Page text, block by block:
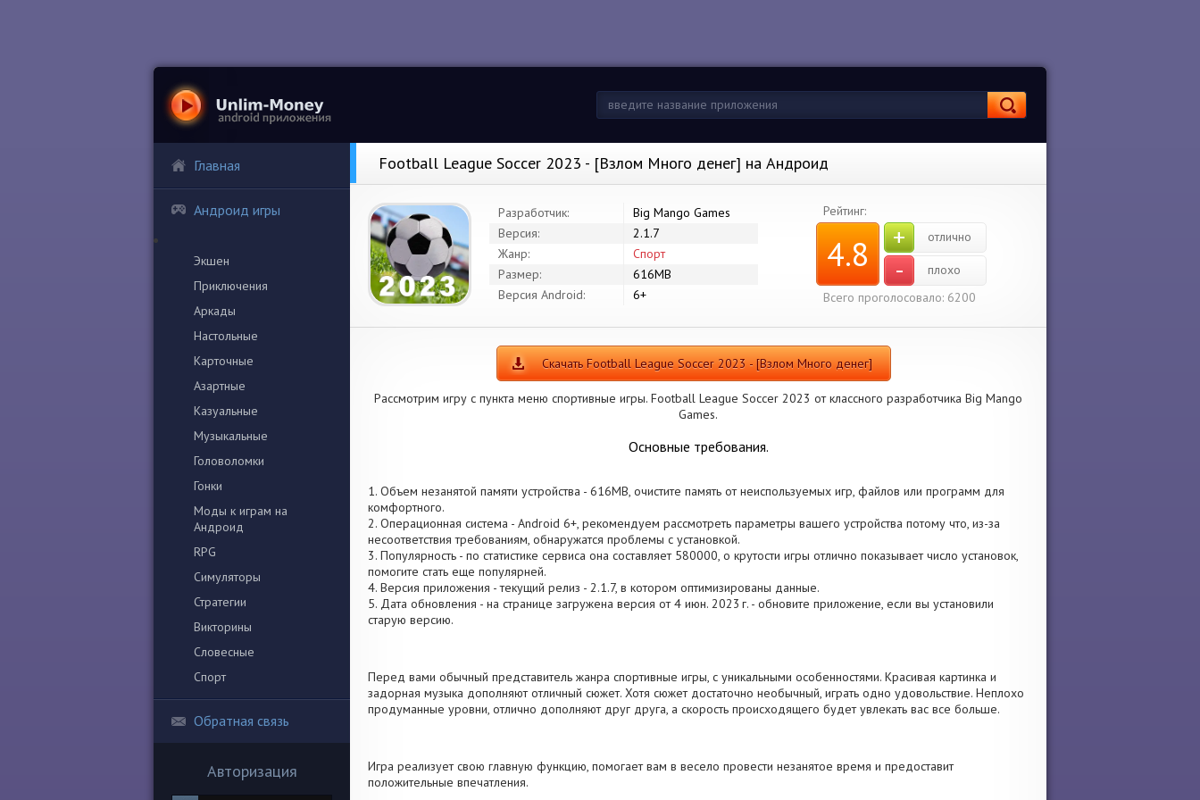
Главная
Андроид игры
Экшен
Приключения
Аркады
Настольные
Карточные
Азартные
Казуальные
Музыкальные
Головоломки
Гонки
Моды к играм на
Андроид
RPG
Симуляторы
Стратегии
Викторины
Словесные
Спорт
Обратная связь
Авторизация
Football League Soccer 2023 - [Взлом Много денег] на Андроид
Разработчик:
Big Mango Games
Версия:
2.1.7
Жанр:
Спорт
Размер:
616MB
Версия Android:
6+
Рейтинг:
4.8 + отлично
-
плохо
Всего проголосовало: 6200
Скачать Football League Soccer 2023 - [Взлом Много денег]
Рассмотрим игру с пункта меню спортивные игры. Football League Soccer 2023 от классного разработчика Big Mango
Games.
Основные требования.
1. Объем незанятой памяти устройства - 616MB, очистите память от неиспользуемых игр, файлов или программ для
комфортного.
2. Операционная система - Android 6+, рекомендуем рассмотреть параметры вашего устройства потому что, из-за
несоответствия требованиям, обнаружатся проблемы с установкой.
3. Популярность - по статистике сервиса она составляет 580000, о крутости игры отлично показывает число установок,
помогите стать еще популярней.
4. Версия приложения - текущий релиз - 2.1.7, в котором оптимизированы данные.
5. Дата обновления - на странице загружена версия от 4 июн. 2023 г. - обновите приложение, если вы установили
старую версию.
Перед вами обычный представитель жанра спортивные игры, с уникальными особенностями. Красивая картинка и
задорная музыка дополняют отличный сюжет. Хотя сюжет достаточно необычный, играть одно удовольствие. Неплохо
продуманные уровни, отлично дополняют друг друга, а скорость происходящего будет увлекать вас все больше.
Игра реализует свою главную функцию, помогает вам в весело провести незанятое время и предоставит
положительные впечатления.